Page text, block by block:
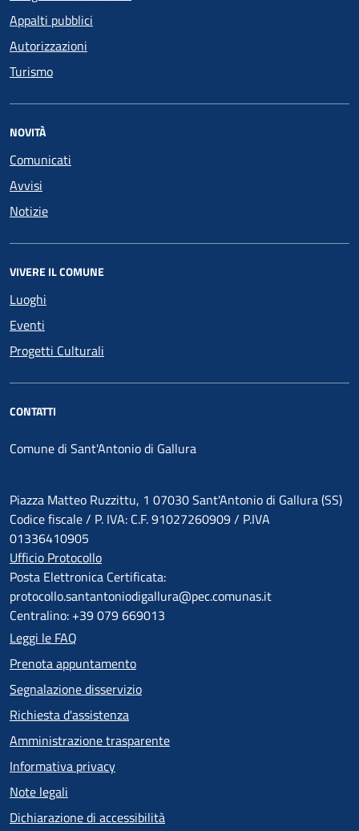
Appalti pubblici
Autorizzazioni
Turismo
NOVITÀ
Comunicati
Avvisi
Notizie
VIVERE IL COMUNE
Luoghi
Eventi
Progetti Culturali
CONTATTI
Comune di Sant'Antonio di Gallura
Piazza Matteo Ruzzittu, 1 07030 Sant'Antonio di Gallura (SS)
Codice fiscale / P. IVA: C.F. 91027260909 / P.IVA
01336410905
Ufficio Protocollo
Posta Elettronica Certificata:
protocollo.santantoniodigallura@pec.comunas.it
Centralino: +39 079 669013
Leggi le FAQ
Prenota appuntamento
Segnalazione disservizio
Richiesta d'assistenza
Amministrazione trasparente
Informativa privacy
Note legali
Dichiarazione di accessibilità